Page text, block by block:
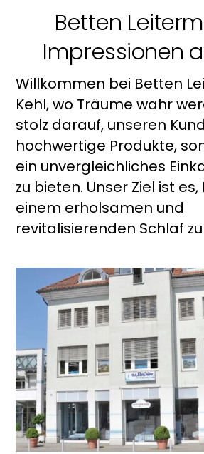
Betten
Impressionen
Willkommen bei Betten
Kehl, wo Träume wahr
stolz darauf, unseren
hochwertige Produkte,
ein unvergleichliches
zu bieten. Unser Ziel ist es,
einem erholsamen und
revitalisierenden Schlaf